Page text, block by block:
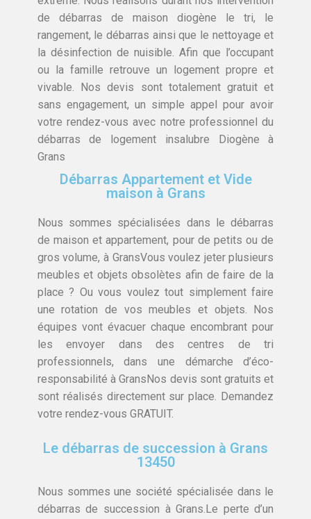
de débarras de maison diogène le tri, le
rangement, le débarras ainsi que le nettoyage et
la désinfection de nuisible. Afin que l’occupant
ou la famille retrouve un logement propre et
vivable. Nos devis sont totalement gratuit et
sans engagement, un simple appel pour avoir
votre rendez-vous avec notre professionnel du
débarras de logement insalubre Diogène à
Grans
Débarras Appartement et Vide
maison à Grans
Nous sommes spécialisées dans le débarras
de maison et appartement, pour de petits ou de
gros volume, à GransVous voulez jeter plusieurs
meubles et objets obsolètes afin de faire de la
place ? Ou vous voulez tout simplement faire
une rotation de vos meubles et objets. Nos
équipes vont évacuer chaque encombrant pour
les envoyer dans des centres de tri
professionnels, dans une démarche d’éco-
responsabilité à GransNos devis sont gratuits et
sont réalisés directement sur place. Demandez
votre rendez-vous GRATUIT.
Le débarras de succession à Grans
13450
Nous sommes une société spécialisée dans le
débarras de succession à Grans.Le perte d’un